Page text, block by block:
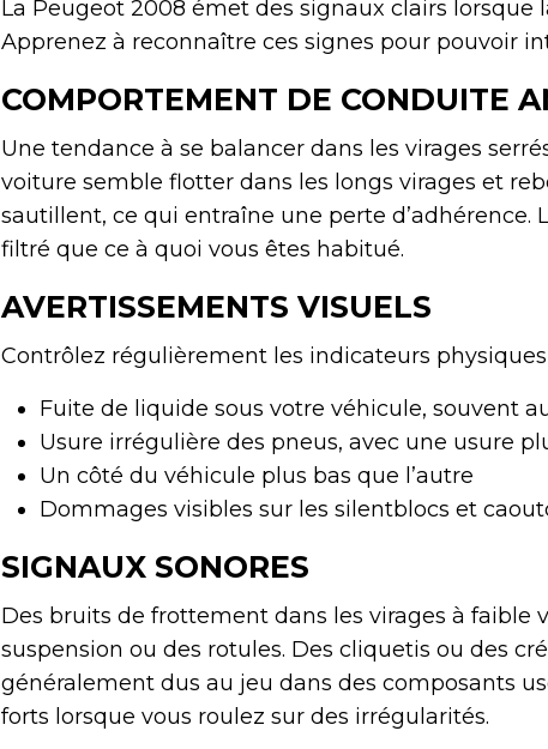
La Peugeot 2008 émet des signaux clairs lorsque
Apprenez à reconnaître ces signes pour pouvoir
COMPORTEMENT DE CONDUITE
Une tendance à se balancer dans les virages
voiture semble flotter dans les longs virages et
sautillent, ce qui entraîne une perte
filtré que ce à quoi vous êtes habitué.
AVERTISSEMENTS VISUELS
Contrôlez régulièrement les indicateurs
Fuite de liquide sous votre véhicule, souvent
Usure irrégulière des pneus, avec une usure
Un côté du véhicule plus bas que l’autre
Dommages visibles sur les silentblocs et
SIGNAUX SONORES
Des bruits de frottement dans les virages à faible
suspension ou des rotules. Des cliquetis ou des
généralement dus au jeu dans des composants
forts lorsque vous roulez sur des irrégularités.